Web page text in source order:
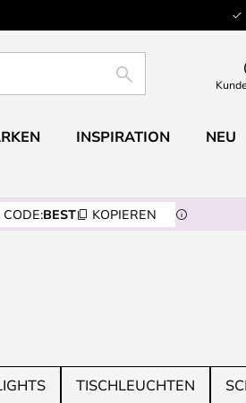
SUCHE
INSPIRATION NEU
CODE:BEST KOPIEREN
TISCHLEUCHTEN